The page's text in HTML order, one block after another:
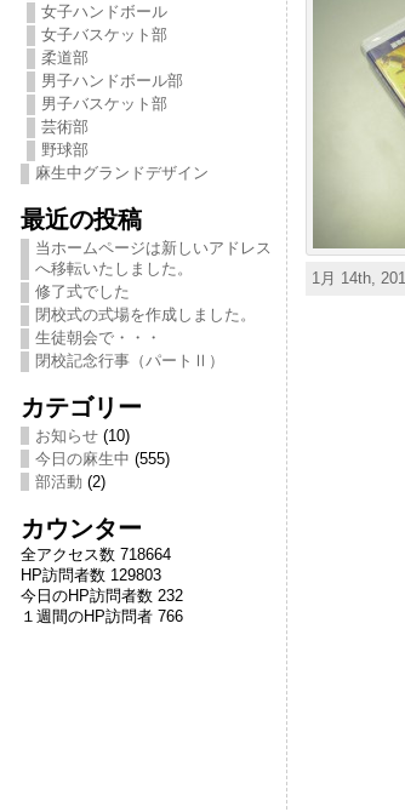
女子ハンドボール
女子バスケット部
柔道部
男子ハンドボール部
男子バスケット部
芸術部
野球部
麻生中グランドデザイン
最近の投稿
当ホームページは新しいアドレス
へ移転いたしました。
修了式でした
閉校式の式場を作成しました。
生徒朝会で・・・
閉校記念行事（パートⅡ）
カテゴリー
お知らせ(10)
今日の麻生中 (555)
部活動 (2)
カウンター
全アクセス数 718664
HP訪問者数 129803
今日のHP訪問者数 232
１週間のHP訪問者 766
1月 14th,